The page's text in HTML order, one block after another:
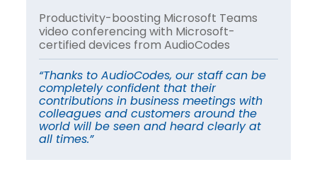
Productivity-boosting Microsoft Teams
video conferencing with Microsoft-
certified devices from AudioCodes
“Thanks to AudioCodes, our staff can be
completely confident that their
contributions in business meetings with
colleagues and customers around the
world will be seen and heard clearly at
all times.”